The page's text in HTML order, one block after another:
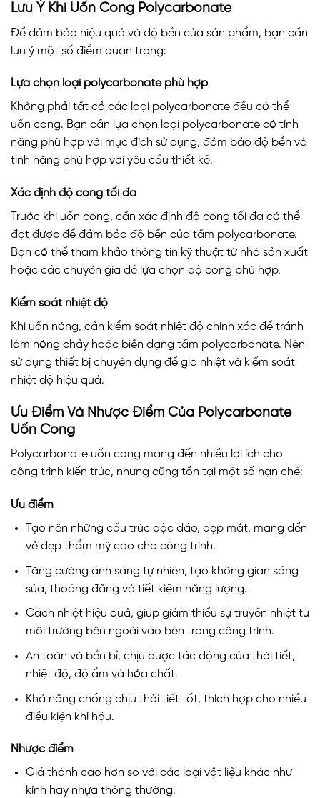
Lưu Ý Khi Uốn Cong Polycarbonate
Để đảm bảo hiệu quả và độ bền của sản phẩm, bạn cần
lưu ý một số điểm quan trọng:
Lựa chọn loại polycarbonate phù hợp
Không phải tất cả các loại polycarbonate đều có thể
uốn cong. Bạn cần lựa chọn loại polycarbonate có tính
năng phù hợp với mục đích sử dụng, đảm bảo độ bền và
tính năng phù hợp với yêu cầu thiết kế.
Xác định độ cong tối đa
Trước khi uốn cong, cần xác định độ cong tối đa có thể
đạt được để đảm bảo độ bền của tấm polycarbonate.
Bạn có thể tham khảo thông tin kỹ thuật từ nhà sản xuất
hoặc các chuyên gia để lựa chọn độ cong phù hợp.
Kiểm soát nhiệt độ
Khi uốn nóng, cần kiểm soát nhiệt độ chính xác để tránh
làm nóng chảy hoặc biến dạng tấm polycarbonate. Nên
sử dụng thiết bị chuyên dụng để gia nhiệt và kiểm soát
nhiệt độ hiệu quả.
Ưu Điểm Và Nhược Điểm Của Polycarbonate
Uốn Cong
Polycarbonate uốn cong mang đến nhiều lợi ích cho
công trình kiến trúc, nhưng cũng tồn tại một số hạn chế:
Ưu điểm
Tạo nên những cấu trúc độc đáo, đẹp mắt, mang đến
vẻ đẹp thẩm mỹ cao cho công trình.
Tăng cường ánh sáng tự nhiên, tạo không gian sáng
sủa, thoáng đãng và tiết kiệm năng lượng.
Cách nhiệt hiệu quả, giúp giảm thiểu sự truyền nhiệt từ
môi trường bên ngoài vào bên trong công trình.
An toàn và bền bỉ, chịu được tác động của thời tiết,
nhiệt độ, độ ẩm và hóa chất.
Khả năng chống chịu thời tiết tốt, thích hợp cho nhiều
điều kiện khí hậu.
Nhược điểm
Giá thành cao hơn so với các loại vật liệu khác như
kính hay nhựa thông thường.